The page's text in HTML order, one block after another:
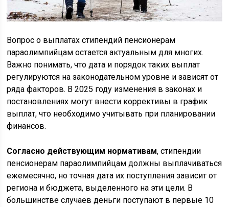
Вопрос о выплатах стипендий пенсионерам
параолимпийцам остается актуальным для многих.
Важно понимать, что дата и порядок таких выплат
регулируются на законодательном уровне и зависят от
ряда факторов. В 2025 году изменения в законах и
постановлениях могут внести коррективы в график
выплат, что необходимо учитывать при планировании
финансов.
Согласно действующим нормативам, стипендии
пенсионерам параолимпийцам должны выплачиваться
ежемесячно, но точная дата их поступления зависит от
региона и бюджета, выделенного на эти цели. В
большинстве случаев деньги поступают в первые 10